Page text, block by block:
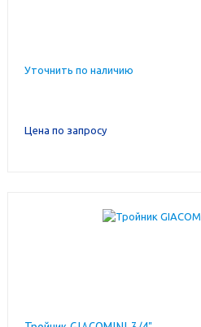
Уточнить по наличию
Цена по запросу